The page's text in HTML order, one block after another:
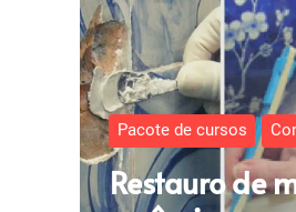
Pacote de cursos
Restauro de